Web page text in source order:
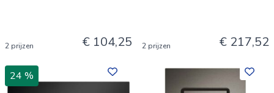
2 prijzen € 104,25 2 prijzen € 217,52
24 %